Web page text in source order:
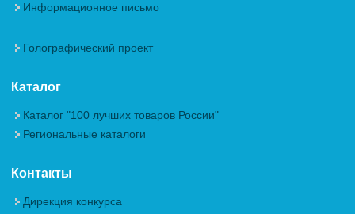
Информационное письмо
Голографический проект
Каталог
Каталог "100 лучших товаров России"
Региональные каталоги
Контакты
Дирекция конкурса